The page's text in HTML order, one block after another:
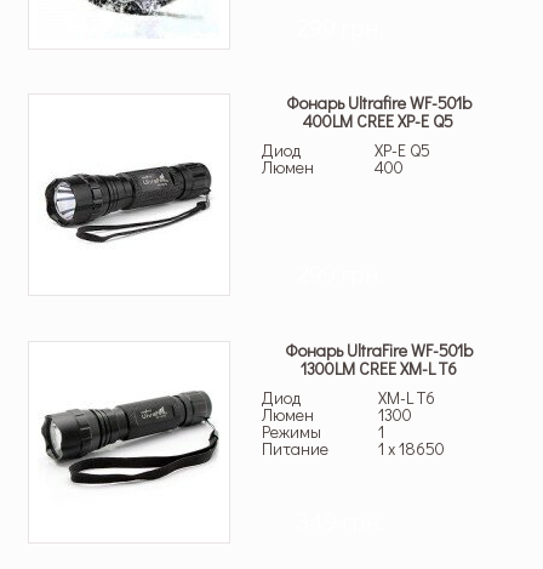
Фонарь Ultrafire WF-501b
400LM CREE XP-E Q5
Диод
XP-E Q5
Люмен 400
Фонарь UltraFire WF-501b
1300LM CREE XM-L T6
Диод
XM-L T6
Люмен 1300
Режимы 1
Питание 1 x 18650